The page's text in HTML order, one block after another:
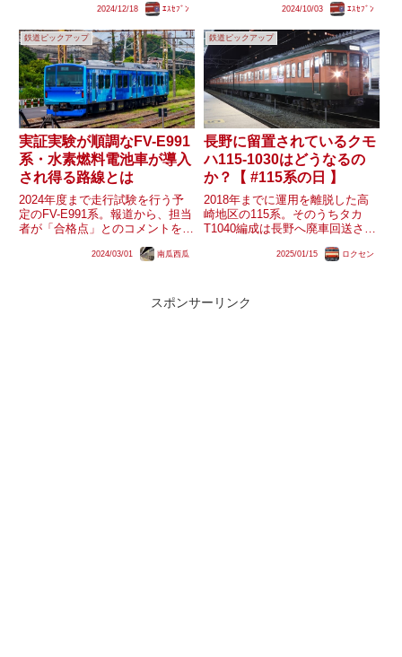
津間で運用されています。かつて
式で数少ない現役車...
2024/12/18 ｴｽｾﾌﾞﾝ
実史実には2023年度となった
予定が2024年度に2編成となって
いま...
2024/10/03 ｴｽｾﾌﾞﾝ
鉄道ピックアップ
実証実験が順調なFV-E991
系・水素燃料電池車が導入
され得る路線とは
2024年度まで走行試験を行う予
定のFV-E991系。報道から、担当
者が「合格点」とのコメントを出
ある2030年度の水素燃料電池車
2024/03/01 南瓜西瓜
鉄道ピックアップ
長野に留置されているクモ
ハ115-1030はどうなるの
か？【 #115系の日 】
2018年までに運用を離脱した高
崎地区の115系。そのうちタカ
T1040編成は長野へ廃車回送され
留置され、一時はニイL99編成と
編成中のクハ115-...
2025/01/15 ロクセン
スポンサーリンク